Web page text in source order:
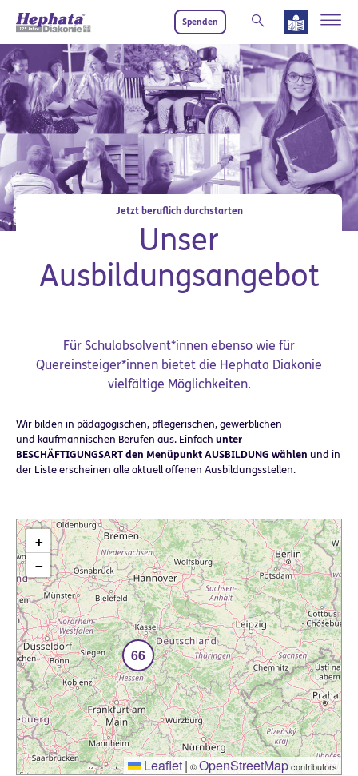
Spenden
Jetzt beruflich durchstarten
Unser
Ausbildungsangebot
Für Schulabsolvent*innen ebenso wie für
Quereinsteiger*innen bietet die Hephata Diakonie
vielfältige Möglichkeiten.
Wir bilden in pädagogischen, pflegerischen, gewerblichen
und kaufmännischen Berufen aus. Einfach unter
BESCHÄFTIGUNGSART den Menüpunkt AUSBILDUNG wählen und in
der Liste erscheinen alle aktuell offenen Ausbildungsstellen.
66
+
−
Leaflet| ©OpenStreetMapcontributors